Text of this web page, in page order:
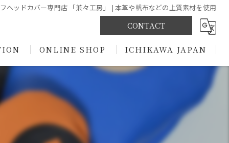
ッドカバー専門店 「兼々工房」 | 本革や帆布などの上質素材を使用
CONTACT
ONLINE SHOP
BASE
Yahoo!
ICHIKAWA JAPAN